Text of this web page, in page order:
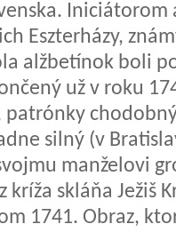
Eszterházy,
alžbetínok boli
už v roku
patrónky
silný (v
manželovi
kríža skláňa Ježiš
1741. Obraz,